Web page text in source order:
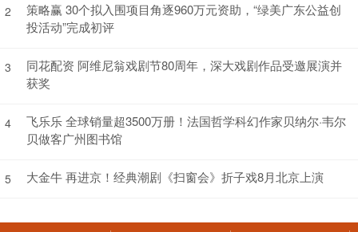
2
策略赢 30个拟入围项目角逐960万元资助，“绿美广东公益创
投活动”完成初评
3
同花配资 阿维尼翁戏剧节80周年，深大戏剧作品受邀展演并
获奖
4
飞乐乐 全球销量超3500万册！法国哲学科幻作家贝纳尔·韦尔
贝做客广州图书馆
5 大金牛 再进京！经典潮剧《扫窗会》折子戏8月北京上演